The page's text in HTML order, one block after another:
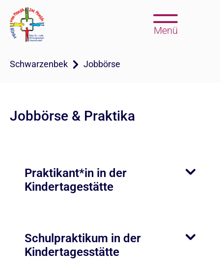
Menü
Schwarzenbek Jobbörse
Jobbörse & Praktika
Praktikant*in in der
Kindertagestätte
Schulpraktikum in der
Kindertagesstätte